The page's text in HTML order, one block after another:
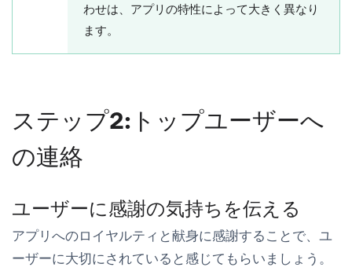
わせは、アプリの特性によって大きく異なり
ます。
ステップ2:トップユーザーへ
の連絡
ユーザーに感謝の気持ちを伝える
アプリへのロイヤルティと献身に感謝することで、ユ
ーザーに大切にされていると感じてもらいましょう。